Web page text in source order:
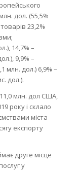
дол. (55,5%
23,2%
14,7% –
9,9% –
млн. дол.) 6,9% –
дол.).
млн. дол США,
року і склало
міста
експорту
друге місце
у